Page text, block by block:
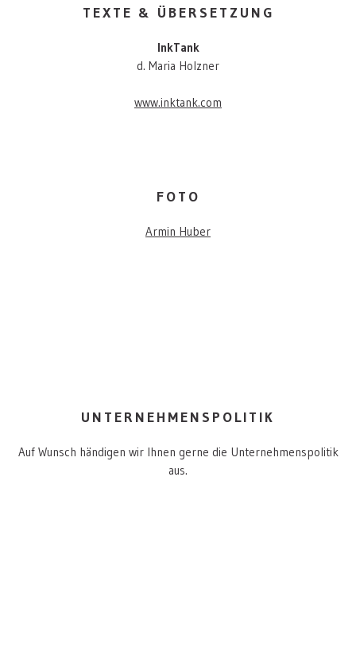
TEXTE & ÜBERSETZUNG
InkTank
d. Maria Holzner
www.inktank.com
FOTO
Armin Huber
UNTERNEHMENSPOLITIK
Auf Wunsch händigen wir Ihnen gerne die Unternehmenspolitik
aus.